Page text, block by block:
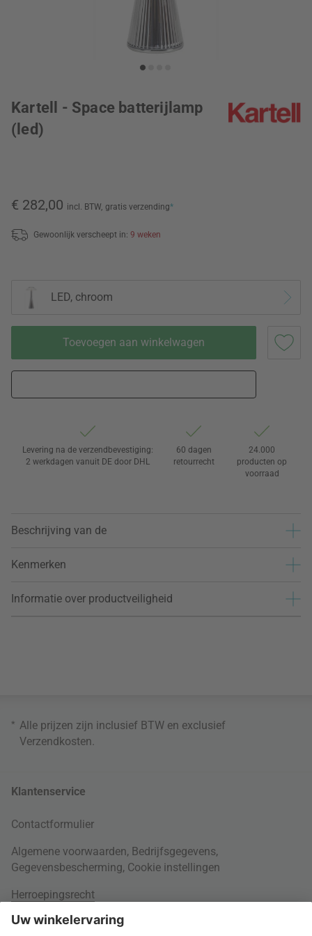
Kartell - Space batterijlamp
(led)
€ 282,00 incl. BTW, gratis verzending*
Gewoonlijk verscheept in: 9 weken
LED, chroom
Toevoegen aan winkelwagen
Levering na de verzendbevestiging:
2 werkdagen vanuit DE door DHL
60 dagen
retourrecht
24.000
producten op
voorraad
Beschrijving van de
Kenmerken
Informatie over productveiligheid
* Alle prijzen zijn inclusief BTW en exclusief
Verzendkosten
Klantenservice
Contactformulier
Algemene voorwaarden, Bedrijfsgegevens,
Gegevensbescherming, Cookie instellingen
Herroepingsrecht
Rondom je bestelling